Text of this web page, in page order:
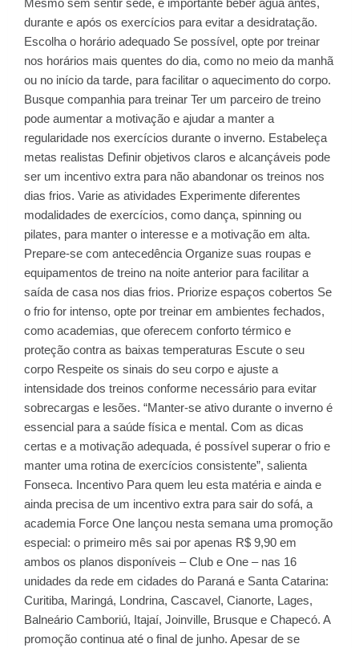
Mesmo sem sentir sede, é importante beber água antes,
durante e após os exercícios para evitar a desidratação.
Escolha o horário adequado Se possível, opte por treinar
nos horários mais quentes do dia, como no meio da manhã
ou no início da tarde, para facilitar o aquecimento do corpo.
Busque companhia para treinar Ter um parceiro de treino
pode aumentar a motivação e ajudar a manter a
regularidade nos exercícios durante o inverno. Estabeleça
metas realistas Definir objetivos claros e alcançáveis pode
ser um incentivo extra para não abandonar os treinos nos
dias frios. Varie as atividades Experimente diferentes
modalidades de exercícios, como dança, spinning ou
pilates, para manter o interesse e a motivação em alta.
Prepare-se com antecedência Organize suas roupas e
equipamentos de treino na noite anterior para facilitar a
saída de casa nos dias frios. Priorize espaços cobertos Se
o frio for intenso, opte por treinar em ambientes fechados,
como academias, que oferecem conforto térmico e
proteção contra as baixas temperaturas Escute o seu
corpo Respeite os sinais do seu corpo e ajuste a
intensidade dos treinos conforme necessário para evitar
sobrecargas e lesões. “Manter-se ativo durante o inverno é
essencial para a saúde física e mental. Com as dicas
certas e a motivação adequada, é possível superar o frio e
manter uma rotina de exercícios consistente”, salienta
Fonseca. Incentivo Para quem leu esta matéria e ainda e
ainda precisa de um incentivo extra para sair do sofá, a
academia Force One lançou nesta semana uma promoção
especial: o primeiro mês sai por apenas R$ 9,90 em
ambos os planos disponíveis – Club e One – nas 16
unidades da rede em cidades do Paraná e Santa Catarina:
Curitiba, Maringá, Londrina, Cascavel, Cianorte, Lages,
Balneário Camboriú, Itajaí, Joinville, Brusque e Chapecó. A
promoção continua até o final de junho. Apesar de se